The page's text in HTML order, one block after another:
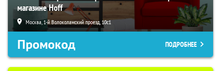
магазине Hoff
Москва, 1-й Волоколамский проезд, 10с1
Промокод ПОДРОБНЕЕ